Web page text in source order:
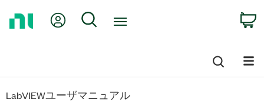
My Account
Search
LabVIEWユーザマニュアル